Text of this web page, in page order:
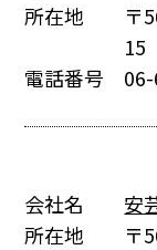
所在地
〒
15
電話番号
会社名
安
所在地
〒